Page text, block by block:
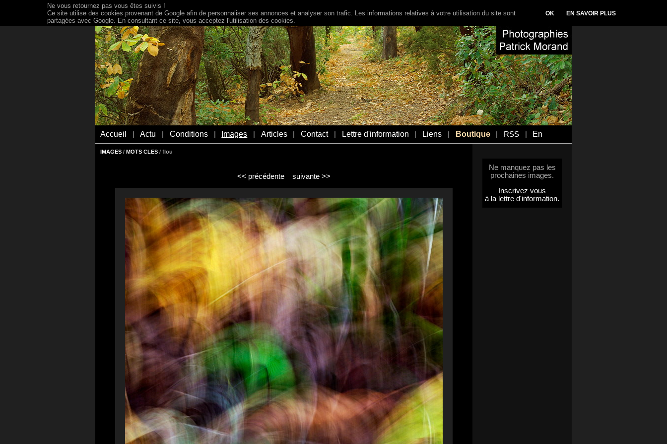
Accueil Actu Conditions Images Articles Contact Lettre d'information Liens Boutique RSS En
IMAGES / MOTS CLES / flou
<< précédente suivante >>
Ne manquez pas les
prochaines images.
Inscrivez vous
à la lettre d'information.
Ne vous retournez pas vous êtes suivis !
Ce site utilise des cookies provenant de Google afin de personnaliser ses annonces et analyser son trafic. Les informations relatives à votre utilisation du site sont
partagées avec Google. En consultant ce site, vous acceptez l'utilisation des cookies.
OK EN SAVOIR PLUS